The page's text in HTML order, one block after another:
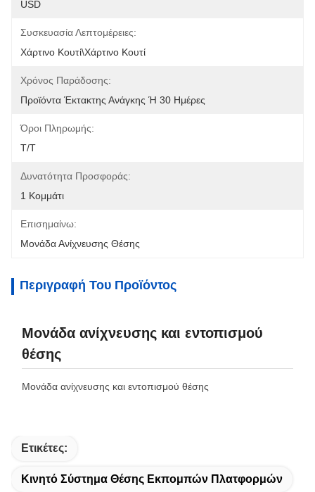
USD
Συσκευασία Λεπτομέρειες:
Χάρτινο Κουτί\Χάρτινο Κουτί
Χρόνος Παράδοσης:
Προϊόντα Έκτακτης Ανάγκης Ή 30 Ημέρες
Όροι Πληρωμής:
Τ/Τ
Δυνατότητα Προσφοράς:
1 Κομμάτι
Επισημαίνω:
Μονάδα Ανίχνευσης Θέσης
Περιγραφή Του Προϊόντος
Μονάδα ανίχνευσης και εντοπισμού
θέσης
Μονάδα ανίχνευσης και εντοπισμού θέσης
Ετικέτες:
Κινητό Σύστημα Θέσης Εκπομπών Πλατφορμών